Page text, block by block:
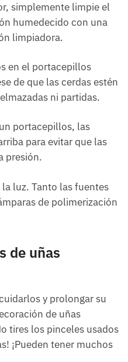
simplemente limpie el
humedecido con una
limpiadora.
en el portacepillos
de que las cerdas estén
ni partidas.
portacepillos, las
para evitar que las
presión.
luz. Tanto las fuentes
de polimerización
de uñas
y prolongar su
de uñas
tires los pinceles usados
¡Pueden tener muchos